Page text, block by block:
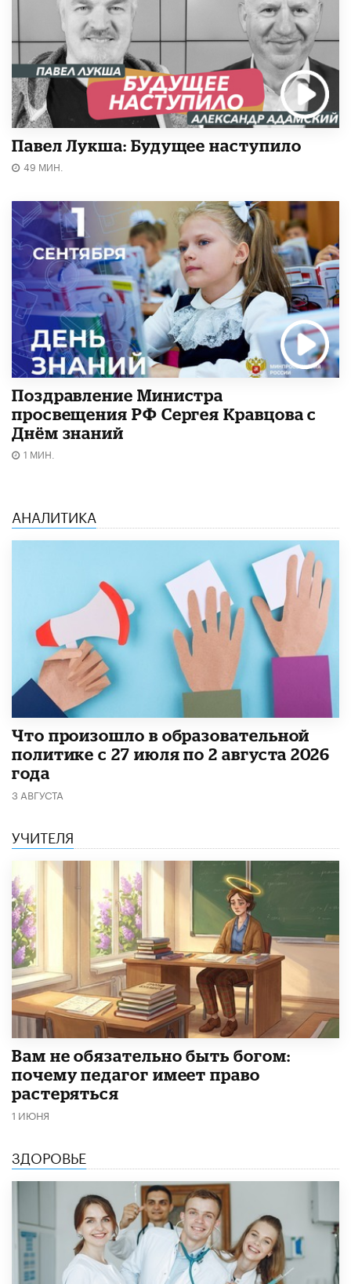
Павел Лукша: Будущее наступило
49 МИН.
Поздравление Министра
просвещения РФ Сергея Кравцова с
Днём знаний
1 МИН.
АНАЛИТИКА
​Что произошло в образовательной
политике с 27 июля по 2 августа 2026
года
3 АВГУСТА
УЧИТЕЛЯ
​Вам не обязательно быть богом:
почему педагог имеет право
растеряться
1 ИЮНЯ
ЗДОРОВЬЕ